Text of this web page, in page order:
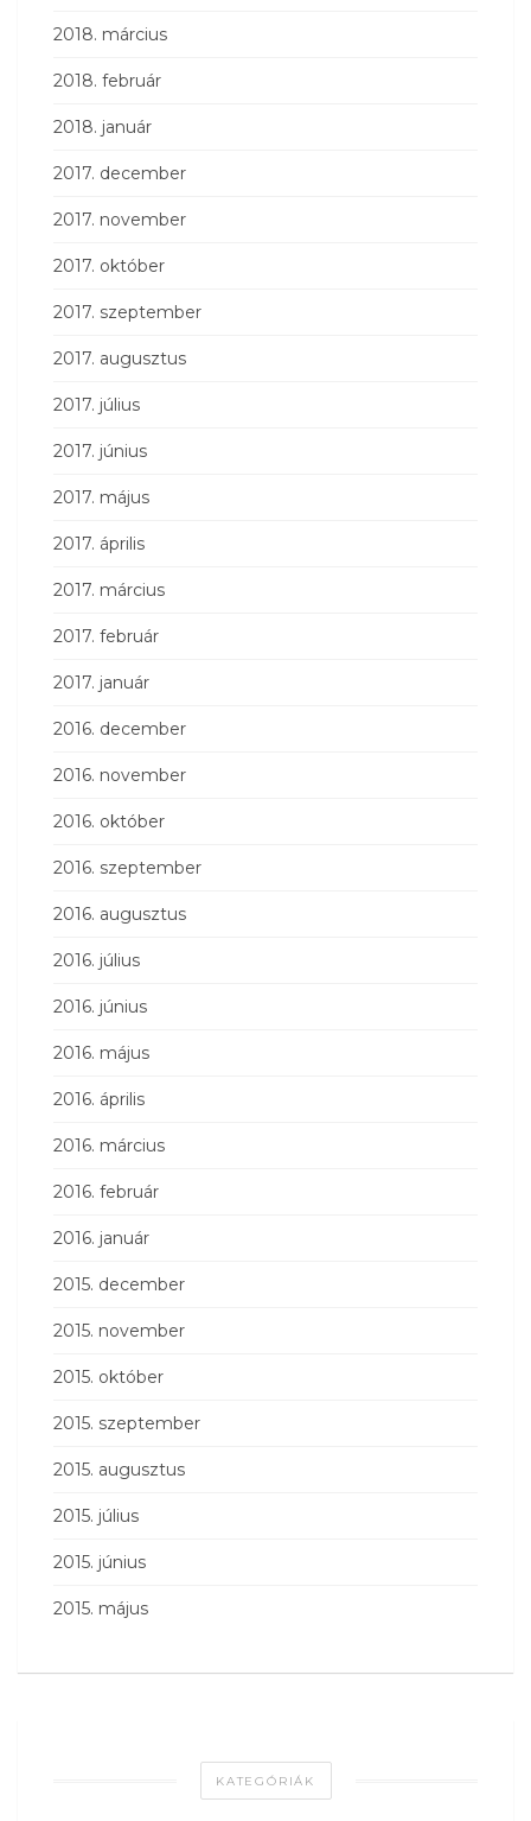
2018. március
2018. február
2018. január
2017. december
2017. november
2017. október
2017. szeptember
2017. augusztus
2017. július
2017. június
2017. május
2017. április
2017. március
2017. február
2017. január
2016. december
2016. november
2016. október
2016. szeptember
2016. augusztus
2016. július
2016. június
2016. május
2016. április
2016. március
2016. február
2016. január
2015. december
2015. november
2015. október
2015. szeptember
2015. augusztus
2015. július
2015. június
2015. május
KATEGÓRIÁK